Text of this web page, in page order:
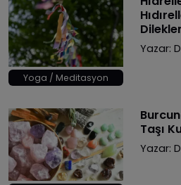
Yoga / Meditasyon
Yazar:
Taşı
Yazar: